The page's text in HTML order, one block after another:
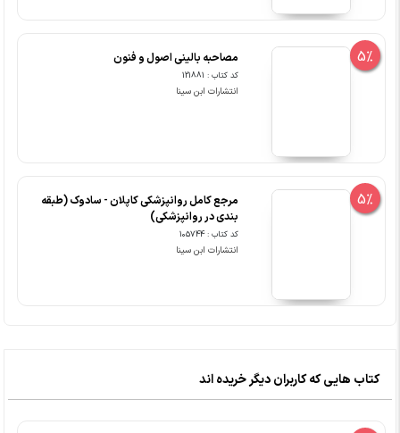
5% مصاحبه بالینی اصول و فنون
کد کتاب : 121881
انتشارات ابن سینا
5%
مرجع کامل روانپزشکی کاپلان - سادوک (طبقه
بندی در روانپزشکی)
کد کتاب : 105744
انتشارات ابن سینا
کتاب هایی که کاربران دیگر خریده اند